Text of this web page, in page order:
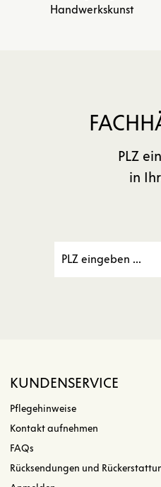
Handwerkskunst
PLZ
in
KUNDENSERVICE
Pflegehinweise
Kontakt aufnehmen
FAQs
Rücksendungen und